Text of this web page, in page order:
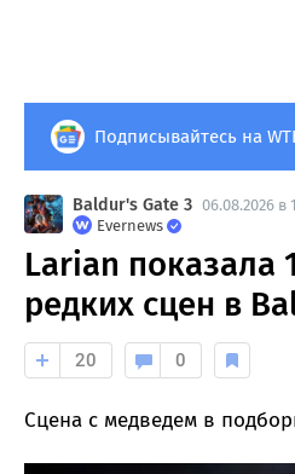
Подписывайтесь на
Baldur's Gate 3 06.08.2026 в
Evernews
Larian показала
редких сцен в
20 0
Сцена с медведем в